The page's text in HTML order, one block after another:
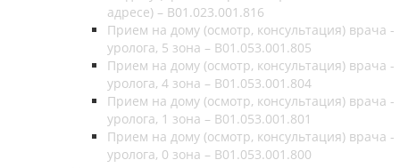
адресе) – B01.023.001.816
Прием на дому (осмотр, консультация) врача -
уролога, 5 зона – B01.053.001.805
Прием на дому (осмотр, консультация) врача -
уролога, 4 зона – B01.053.001.804
Прием на дому (осмотр, консультация) врача -
уролога, 1 зона – B01.053.001.801
Прием на дому (осмотр, консультация) врача -
уролога, 0 зона – B01.053.001.800